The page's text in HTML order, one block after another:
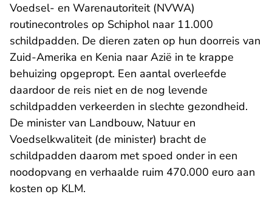
Voedsel- en Warenautoriteit (NVWA)
routinecontroles op Schiphol naar 11.000
schildpadden. De dieren zaten op hun doorreis van
Zuid-Amerika en Kenia naar Azië in te krappe
behuizing opgepropt. Een aantal overleefde
daardoor de reis niet en de nog levende
schildpadden verkeerden in slechte gezondheid.
De minister van Landbouw, Natuur en
Voedselkwaliteit (de minister) bracht de
schildpadden daarom met spoed onder in een
noodopvang en verhaalde ruim 470.000 euro aan
kosten op KLM.